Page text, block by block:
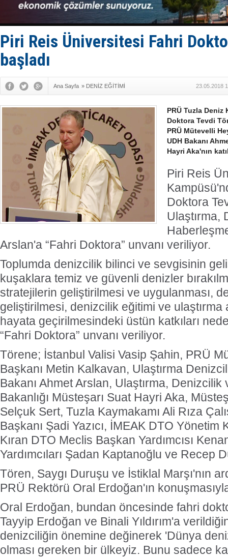
Makine
Dron
'REGAL 1'
Yakıt
Piri Reis Üniversitesi Fahri
başladı
Ana Sayfa » DENİZ EĞİTİMİ 23.05.2018
PRÜ Tuzla
Doktora Tevdi
PRÜ Mütevelli
UDH Bakanı
Hayri Aka'nın
Piri Reis
Doktora
Ulaştırma,
Arslan'a “Fahri Doktora” unvanı veriliyor.
Toplumda denizcilik bilinci ve sevgisinin
kuşaklara temiz ve güvenli denizler
stratejilerin geliştirilmesi ve uygulanması,
geliştirilmesi, denizcilik eğitimi ve ulaştırma
hayata geçirilmesindeki üstün katkıları
“Fahri Doktora” unvanı veriliyor.
Törene; İstanbul Valisi Vasip Şahin, PRÜ
Başkanı Metin Kalkavan, Ulaştırma
Bakanı Ahmet Arslan, Ulaştırma,
Bakanlığı Müsteşarı Suat Hayri Aka,
Selçuk Sert, Tuzla Kaymakamı Ali Rıza
Başkanı Şadi Yazıcı, İMEAK DTO Yönetim
Kıran DTO Meclis Başkan Yardımcısı
Yardımcıları Şadan Kaptanoğlu ve Recep
Tören, Saygı Duruşu ve İstiklal Marşı'nın
PRÜ Rektörü Oral Erdoğan'ın
Oral Erdoğan, bundan öncesinde fahri
Tayyip Erdoğan ve Binali Yıldırım'a
denizciliğin önemine değinerek 'Dünya
olması gereken bir ülkeyiz. Bunu sadece